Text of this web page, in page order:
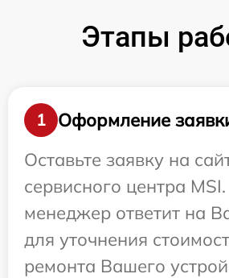
Этапы
1
Оформление
Оставьте заявку на
сервисного центра
менеджер ответит на
для уточнения
ремонта Вашего